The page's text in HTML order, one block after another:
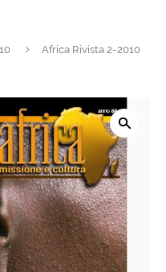
Africa Rivista 2-2010